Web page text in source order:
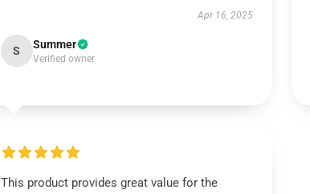
Apr 16, 2025
S Summer
Verified owner
This product provides great value for the